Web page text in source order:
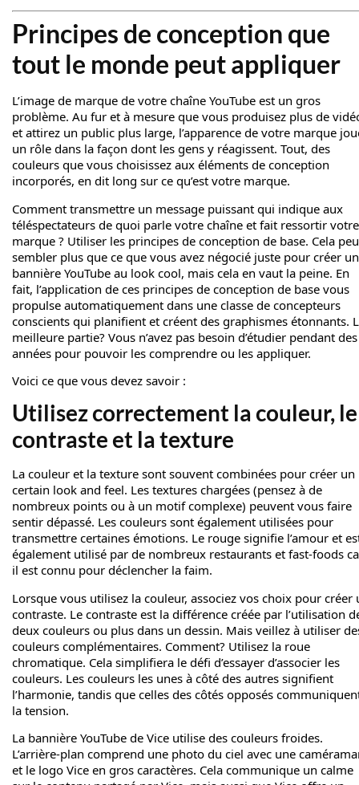
Principes de conception que
tout le monde peut appliquer
L’image de marque de votre chaîne YouTube est un gros
problème. Au fur et à mesure que vous produisez plus de
et attirez un public plus large, l’apparence de votre marque
un rôle dans la façon dont les gens y réagissent. Tout, des
couleurs que vous choisissez aux éléments de conception
incorporés, en dit long sur ce qu’est votre marque.
Comment transmettre un message puissant qui indique aux
téléspectateurs de quoi parle votre chaîne et fait ressortir votre
marque ? Utiliser les principes de conception de base. Cela
sembler plus que ce que vous avez négocié juste pour créer
bannière YouTube au look cool, mais cela en vaut la peine. En
fait, l’application de ces principes de conception de base vous
propulse automatiquement dans une classe de concepteurs
conscients qui planifient et créent des graphismes étonnants.
meilleure partie? Vous n’avez pas besoin d’étudier pendant des
années pour pouvoir les comprendre ou les appliquer.
Voici ce que vous devez savoir :
Utilisez correctement la couleur, le
contraste et la texture
La couleur et la texture sont souvent combinées pour créer un
certain look and feel. Les textures chargées (pensez à de
nombreux points ou à un motif complexe) peuvent vous faire
sentir dépassé. Les couleurs sont également utilisées pour
transmettre certaines émotions. Le rouge signifie l’amour et
également utilisé par de nombreux restaurants et fast-foods
il est connu pour déclencher la faim.
Lorsque vous utilisez la couleur, associez vos choix pour créer
contraste. Le contraste est la différence créée par l’utilisation
deux couleurs ou plus dans un dessin. Mais veillez à utiliser
couleurs complémentaires. Comment? Utilisez la roue
chromatique. Cela simplifiera le défi d’essayer d’associer les
couleurs. Les couleurs les unes à côté des autres signifient
l’harmonie, tandis que celles des côtés opposés
la tension.
La bannière YouTube de Vice utilise des couleurs froides.
L’arrière-plan comprend une photo du ciel avec une
et le logo Vice en gros caractères. Cela communique un calme